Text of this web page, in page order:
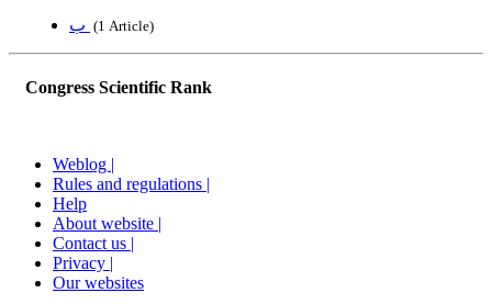
‎ (1 Article)
Congress Scientific Rank
Weblog |
Rules and regulations |
Help
About website |
Contact us |
Privacy |
Our websites